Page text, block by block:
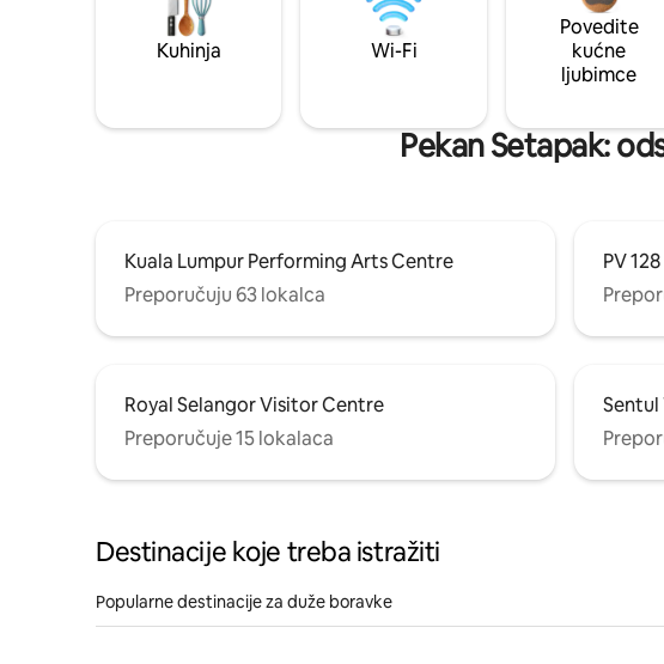
Kuhinja Wi-Fi
Povedite
kućne
ljubimce
Pekan Setapak:
Kuala Lumpur Performing Arts Centre
Preporučuju 63 lokalca
PV 128
Royal Selangor Visitor Centre
Preporučuje 15 lokalaca
Sentul
Destinacije koje treba istražiti
Popularne destinacije za duže boravke